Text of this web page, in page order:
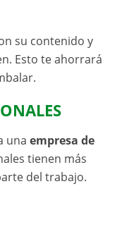
su contenido y
Esto te ahorrará
unaempresa de
tienen más
del trabajo.